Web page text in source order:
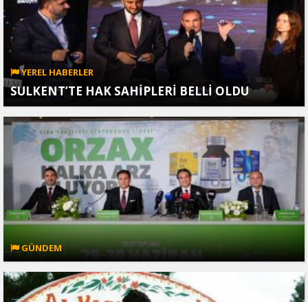
YEREL HABERLER
SULKENT’TE HAK SAHİPLERİ BELLİ OLDU
GÜNDEM